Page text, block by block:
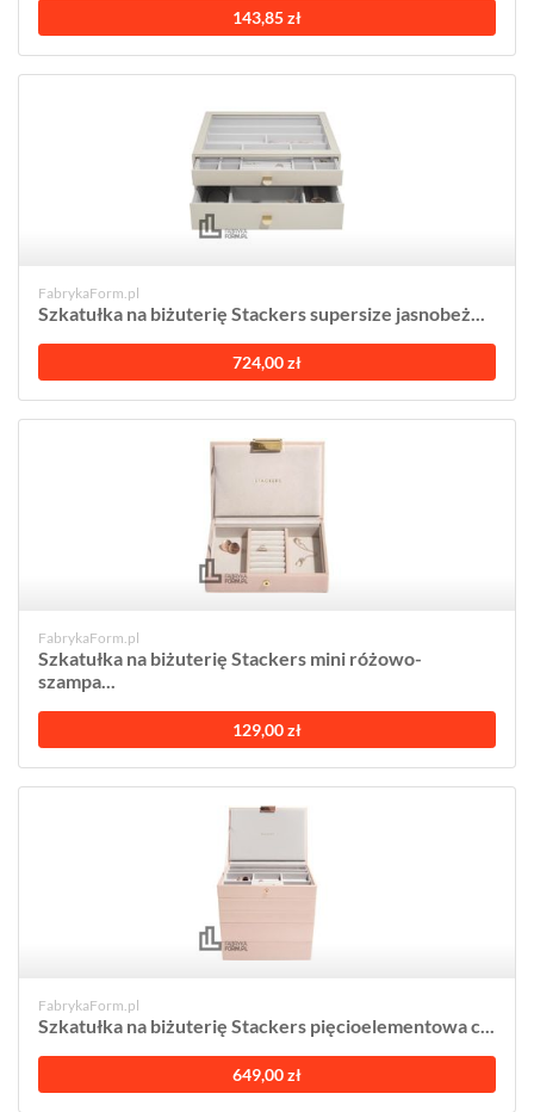
143,85 zł
FabrykaForm.pl
Szkatułka na biżuterię Stackers supersize jasnobeż...
724,00 zł
FabrykaForm.pl
Szkatułka na biżuterię Stackers mini różowo-
szampa...
129,00 zł
FabrykaForm.pl
Szkatułka na biżuterię Stackers pięcioelementowa c...
649,00 zł